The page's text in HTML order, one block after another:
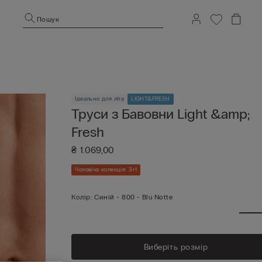
Пошук
Ідеально для літа LIGHT&FRESH
Труси з Бавовни Light &amp;
Fresh
₴ 1.069,00
Чоловіча колекція: 3+1
Колір: Синій -800 - Blu Notte
Виберіть розмір